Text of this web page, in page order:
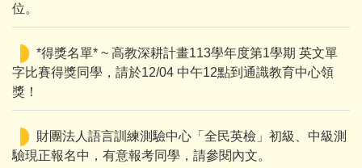
位。
*得獎名單* ~ 高教深耕計畫113學年度第1學期 英文單
字比賽得獎同學，請於12/04 中午12點到通識教育中心領
獎！
財團法人語言訓練測驗中心「全民英檢」初級、中級測
驗現正報名中，有意報考同學，請參閱內文。